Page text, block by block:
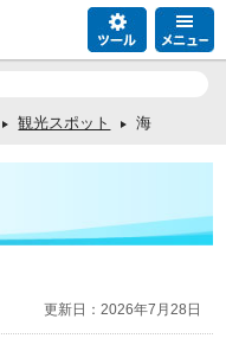
観光スポット 海
更新日：2026年7月28日